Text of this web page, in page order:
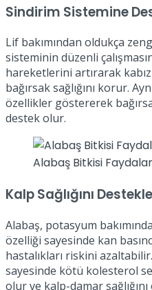
Sindirim Sistemine
Lif bakımından oldukça
sisteminin düzenli
hareketlerini artırarak
bağırsak sağlığını korur.
özellikler göstererek
destek olur.
Alabaş Bitkisi
Kalp Sağlığını
Alabaş, potasyum
özelliği sayesinde kan
hastalıkları riskini
sayesinde kötü kolesterol
olur ve kalp-damar